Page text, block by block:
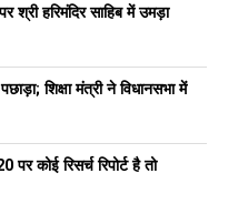
श्री हरिमंदिर साहिब में उमड़ा
शिक्षा मंत्री ने विधानसभा में
कोई रिसर्च रिपोर्ट है तो